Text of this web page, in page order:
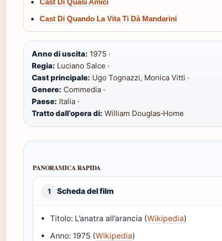
Cast Di Quasi Amici
Cast Di Quando La Vita Ti Dà Mandarini
Anno di uscita: 1975 ·
Regia: Luciano Salce ·
Cast principale: Ugo Tognazzi, Monica Vitti ·
Genere: Commedia ·
Paese: Italia ·
Tratto dall’opera di: William Douglas‑Home
PANORAMICA RAPIDA
1 Scheda del film
Titolo: L’anatra all’arancia (Wikipedia)
Anno: 1975 (Wikipedia)